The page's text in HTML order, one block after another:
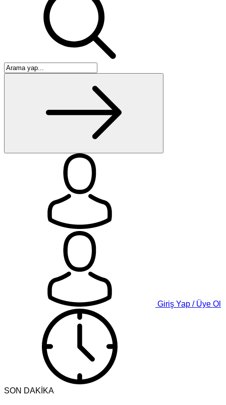
Giriş Yap / Üye Ol
SON DAKİKA